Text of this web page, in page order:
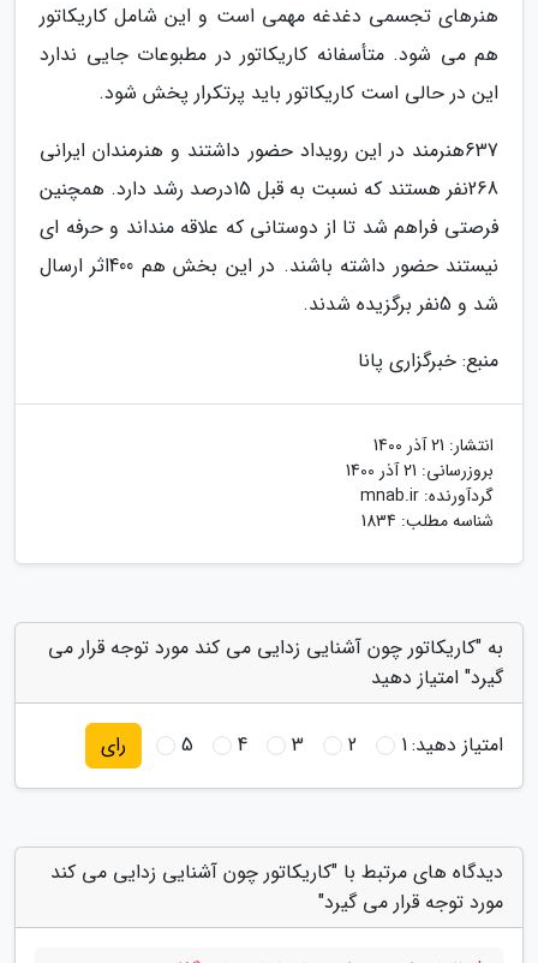
هنرهای تجسمی دغدغه مهمی است و این شامل کاریکاتور
هم می شود. متأسفانه کاریکاتور در مطبوعات جایی ندارد
این در حالی است کاریکاتور باید پرتکرار پخش شود.
637هنرمند در این رویداد حضور داشتند و هنرمندان ایرانی
268نفر هستند که نسبت به قبل 15درصد رشد دارد. همچنین
فرصتی فراهم شد تا از دوستانی که علاقه منداند و حرفه ای
نیستند حضور داشته باشند. در این بخش هم 400اثر ارسال
شد و 5نفر برگزیده شدند.
منبع: خبرگزاری پانا
انتشار: 21 آذر 1400
بروزرسانی: 21 آذر 1400
گردآورنده: mnab.ir
شناسه مطلب: 1834
به "کاریکاتور چون آشنایی زدایی می کند مورد توجه قرار می
گیرد" امتیاز دهید
امتیاز دهید:1
2
3
4
5 رای
دیدگاه های مرتبط با "کاریکاتور چون آشنایی زدایی می کند
مورد توجه قرار می گیرد"